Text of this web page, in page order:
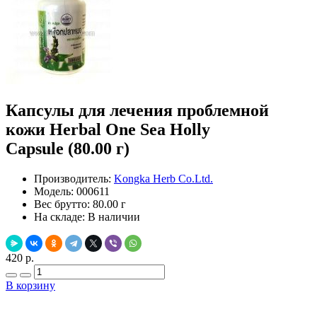
Капсулы для лечения проблемной
кожи Herbal One Sea Holly
Capsule (80.00 г)
Производитель: Kongka Herb Co.Ltd.
Модель: 000611
Вес брутто: 80.00 г
На складе: В наличии
420 р.
В корзину